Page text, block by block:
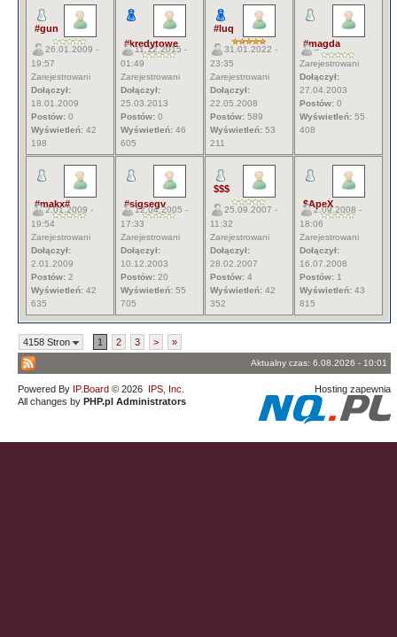
#gun
26.01.2009 -
19:57
Zarejestrowani
Dołączył:
18.01.2009
Postów: 0
Wyświetleń: 42
198
#kredytowe
11.12.2015 -
01:49
Zarejestrowani
Dołączył:
25.03.2013
Postów: 0
Wyświetleń: 46
605
#luq
31.01.2022 -
23:35
Zarejestrowani
Dołączył:
22.05.2008
Postów: 589
Wyświetleń: 53
211
#magda
--
Zarejestrowani
Dołączył:
27.04.2003
Postów: 0
Wyświetleń: 55
408
#makx#
2.01.2009 -
19:54
Zarejestrowani
Dołączył:
2.01.2009
Postów: 2
Wyświetleń: 42
635
#sigsegv
12.04.2005 -
17:33
Zarejestrowani
Dołączył:
10.12.2003
Postów: 20
Wyświetleń: 55
705
$$$
25.09.2007 -
11:32
Zarejestrowani
Dołączył:
28.02.2007
Postów: 4
Wyświetleń: 42
352
$ApeX
2.09.2008 -
18:06
Zarejestrowani
Dołączył:
16.07.2008
Postów: 1
Wyświetleń: 43
815
4158 Stron 1 2 3 > »
Aktualny czas: 6.08.2026 - 10:01
Powered By IP.Board © 2026 IPS, Inc
All changes by PHP.pl Administrators
Hosting zapewnia